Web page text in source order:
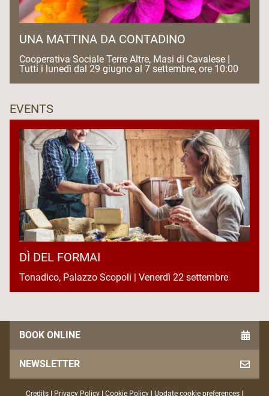
UNA MATTINA DA CONTADINO
Cooperativa Sociale Terre Altre, Masi di Cavalese |
Tutti i lunedì dal 29 giugno al 7 settembre, ore 10:00
EVENTS
DÌ DEL FORMAI
Tonadico, Palazzo Scopoli | Venerdì 22 settembre
BOOK ONLINE
NEWSLETTER
Credits Privacy Policy Cookie Policy Update cookie preferences